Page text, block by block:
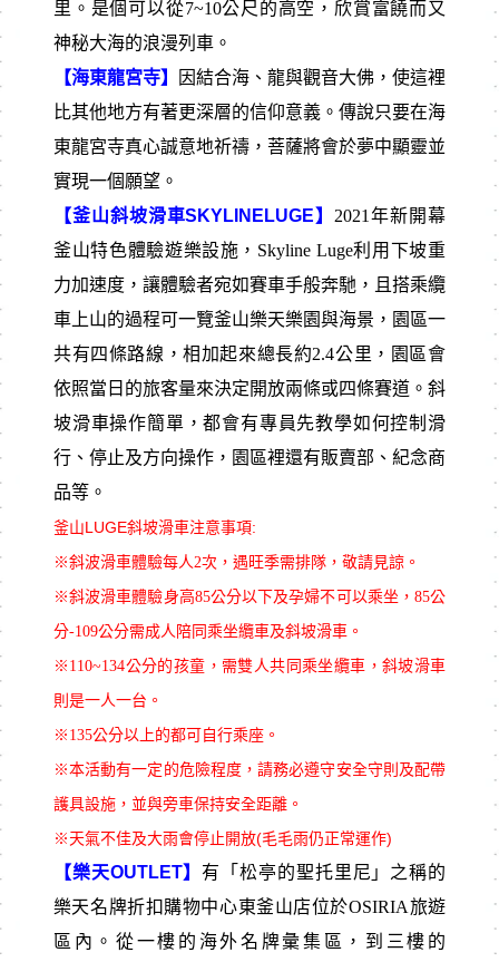
里。是個可以從7~10公尺的高空，欣賞富饒而又
神秘大海的浪漫列車。
【海東龍宮寺】
因結合海、龍與觀音大佛，使這裡
比其他地方有著更深層的信仰意義。傳說只要在海
東龍宮寺真心誠意地祈禱，菩薩將會於夢中顯靈並
實現一個願望。
【釜山斜坡滑車SKYLINELUGE】 2021年新開幕
釜山特色體驗遊樂設施，Skyline Luge利用下坡重
力加速度，讓體驗者宛如賽車手般奔馳，且搭乘纜
車上山的過程可一覽釜山樂天樂園與海景，園區一
共有四條路線，相加起來總長約2.4公里，園區會
依照當日的旅客量來決定開放兩條或四條賽道。斜
坡滑車操作簡單，都會有專員先教學如何控制滑
行、停止及方向操作，園區裡還有販賣部、紀念商
品等。
釜山LUGE斜坡滑車注意事項:
※斜波滑車體驗每人2次，遇旺季需排隊，敬請見諒。
※斜波滑車體驗身高85公分以下及孕婦不可以乘坐，85公
分-109公分需成人陪同乘坐纜車及斜坡滑車。
※110~134公分的孩童，需雙人共同乘坐纜車，斜坡滑車
則是一人一台。
※135公分以上的都可自行乘座。
※本活動有一定的危險程度，請務必遵守安全守則及配帶
護具設施，並與旁車保持安全距離。
※天氣不佳及大雨會停止開放(毛毛雨仍正常運作)
【樂天OUTLET】 有「松亭的聖托里尼」之稱的
樂天名牌折扣購物中心東釜山店位於OSIRIA旅遊
區內。從一樓的海外名牌彙集區，到三樓的